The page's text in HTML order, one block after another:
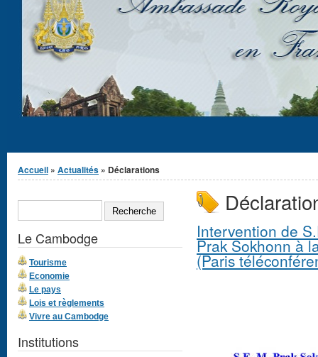
Vous êtes ici
Accueil » Actualités » Déclarations
Intervention de
Prak Sokhonn à
(Paris
Formulaire de
recherche
Le Cambodge
Tourisme
Economie
Le pays
Lois et règlements
Vivre au Cambodge
Institutions